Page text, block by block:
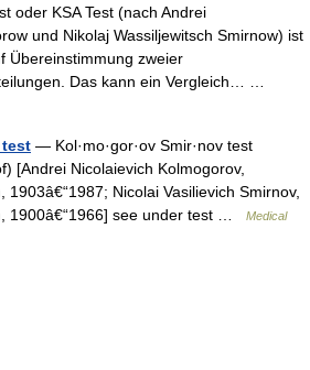
oder KSA Test (nach Andrei
und Nikolaj Wassiljewitsch Smirnow) ist
Übereinstimmung zweier
Das kann ein Vergleich… …
test — Kol·mo·gor·ov Smir·nov test
[Andrei Nicolaievich Kolmogorov,
1903â€“1987; Nicolai Vasilievich Smirnov,
1900â€“1966] see under test …
Medical